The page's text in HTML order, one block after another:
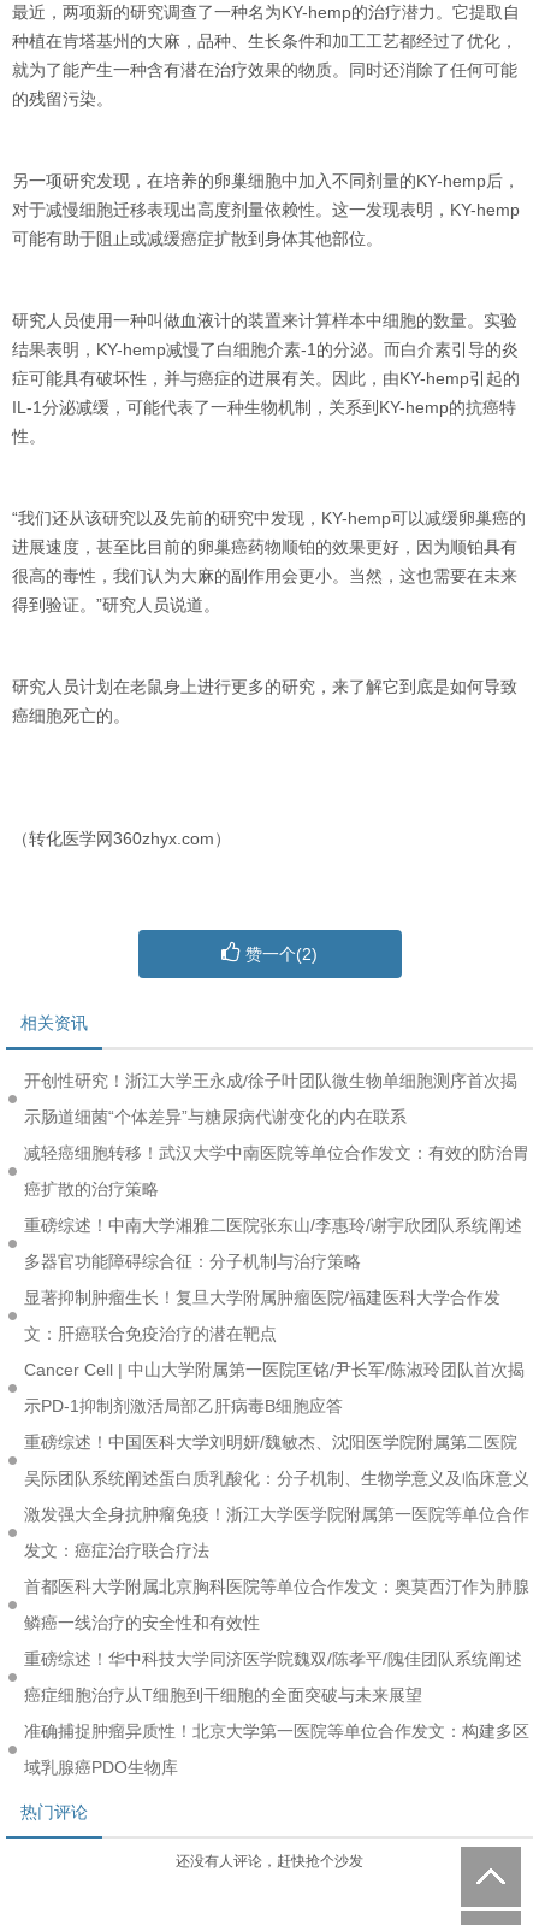
最近，两项新的研究调查了一种名为KY-hemp的治疗潜力。它提取自
种植在肯塔基州的大麻，品种、生长条件和加工工艺都经过了优化，
就为了能产生一种含有潜在治疗效果的物质。同时还消除了任何可能
的残留污染。
另一项研究发现，在培养的卵巢细胞中加入不同剂量的KY-hemp后，
对于减慢细胞迁移表现出高度剂量依赖性。这一发现表明，KY-hemp
可能有助于阻止或减缓癌症扩散到身体其他部位。
研究人员使用一种叫做血液计的装置来计算样本中细胞的数量。实验
结果表明，KY-hemp减慢了白细胞介素-1的分泌。而白介素引导的炎
症可能具有破坏性，并与癌症的进展有关。因此，由KY-hemp引起的
IL-1分泌减缓，可能代表了一种生物机制，关系到KY-hemp的抗癌特
性。
“我们还从该研究以及先前的研究中发现，KY-hemp可以减缓卵巢癌的
进展速度，甚至比目前的卵巢癌药物顺铂的效果更好，因为顺铂具有
很高的毒性，我们认为大麻的副作用会更小。当然，这也需要在未来
得到验证。”研究人员说道。
研究人员计划在老鼠身上进行更多的研究，来了解它到底是如何导致
癌细胞死亡的。
（转化医学网360zhyx.com）
赞一个(2)
相关资讯
开创性研究！浙江大学王永成/徐子叶团队微生物单细胞测序首次揭
示肠道细菌“个体差异”与糖尿病代谢变化的内在联系
减轻癌细胞转移！武汉大学中南医院等单位合作发文：有效的防治胃
癌扩散的治疗策略
重磅综述！中南大学湘雅二医院张东山/李惠玲/谢宇欣团队系统阐述
多器官功能障碍综合征：分子机制与治疗策略
显著抑制肿瘤生长！复旦大学附属肿瘤医院/福建医科大学合作发
文：肝癌联合免疫治疗的潜在靶点
Cancer Cell | 中山大学附属第一医院匡铭/尹长军/陈淑玲团队首次揭
示PD-1抑制剂激活局部乙肝病毒B细胞应答
重磅综述！中国医科大学刘明妍/魏敏杰、沈阳医学院附属第二医院
吴际团队系统阐述蛋白质乳酸化：分子机制、生物学意义及临床意义
激发强大全身抗肿瘤免疫！浙江大学医学院附属第一医院等单位合作
发文：癌症治疗联合疗法
首都医科大学附属北京胸科医院等单位合作发文：奥莫西汀作为肺腺
鳞癌一线治疗的安全性和有效性
重磅综述！华中科技大学同济医学院魏双/陈孝平/隗佳团队系统阐述
癌症细胞治疗从T细胞到干细胞的全面突破与未来展望
准确捕捉肿瘤异质性！北京大学第一医院等单位合作发文：构建多区
域乳腺癌PDO生物库
热门评论
还没有人评论，赶快抢个沙发